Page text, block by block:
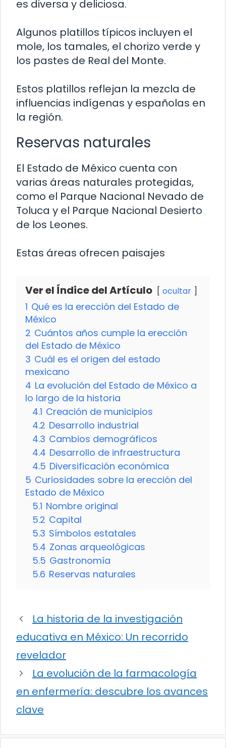
es diversa y deliciosa.
Algunos platillos típicos incluyen el
mole, los tamales, el chorizo verde y
los pastes de Real del Monte.
Estos platillos reflejan la mezcla de
influencias indígenas y españolas en
la región.
Reservas naturales
El Estado de México cuenta con
varias áreas naturales protegidas,
como el Parque Nacional Nevado de
Toluca y el Parque Nacional Desierto
de los Leones.
Estas áreas ofrecen paisajes
Ver el Índice del Artículo ocultar
1 Qué es la erección del Estado de
México
2 Cuántos años cumple la erección
del Estado de México
3 Cuál es el origen del estado
mexicano
4 La evolución del Estado de México a
lo largo de la historia
4.1 Creación de municipios
4.2 Desarrollo industrial
4.3 Cambios demográficos
4.4 Desarrollo de infraestructura
4.5 Diversificación económica
5 Curiosidades sobre la erección del
Estado de México
5.1 Nombre original
5.2 Capital
5.3 Símbolos estatales
5.4 Zonas arqueológicas
5.5 Gastronomía
5.6 Reservas naturales
La historia de la investigación
educativa en México: Un recorrido
revelador
La evolución de la farmacología
en enfermería: descubre los avances
clave